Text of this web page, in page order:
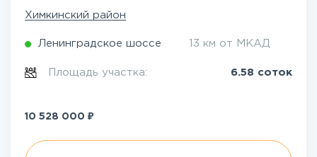
Химкинский район
Ленинградское шоссе 13 км от МКАД
Площадь участка: 6.58 соток
10 528 000 ₽